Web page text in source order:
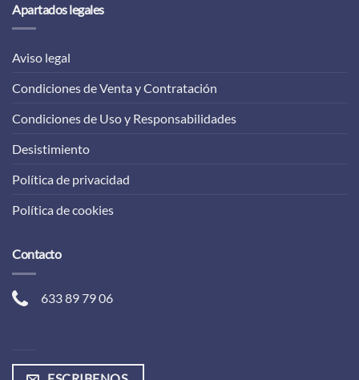
Apartados legales
Aviso legal
Condiciones de Venta y Contratación
Condiciones de Uso y Responsabilidades
Desistimiento
Política de privacidad
Política de cookies
Contacto
633 89 79 06